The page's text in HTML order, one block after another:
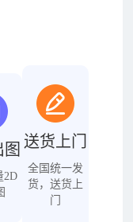
图
2D
送货上门
全国统一发
货，送货上
门